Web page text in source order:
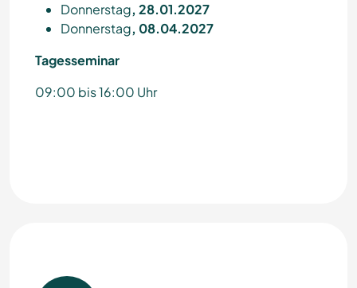
Donnerstag, 28.01.2027
Donnerstag, 08.04.2027
Tagesseminar
09:00 bis 16:00 Uhr